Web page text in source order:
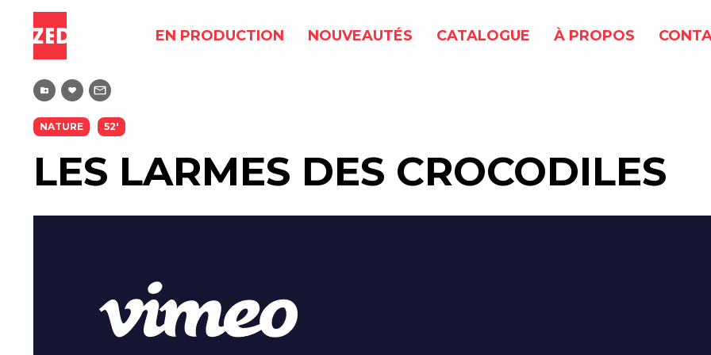
EN PRODUCTION NOUVEAUTÉS CATALOGUE À PROPOS
NATURE 52'
LES LARMES DES CROCODILES